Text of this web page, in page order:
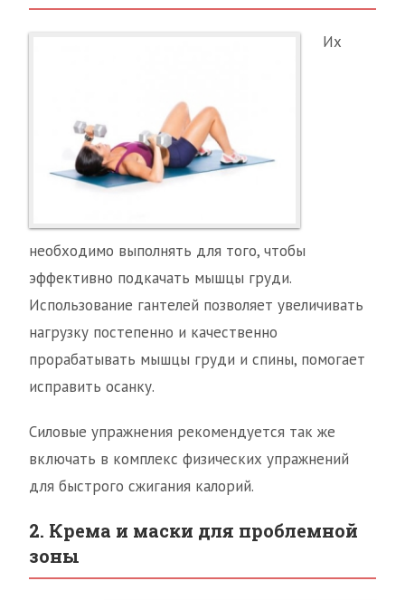
Их
необходимо выполнять для того, чтобы
эффективно подкачать мышцы груди.
Использование гантелей позволяет увеличивать
нагрузку постепенно и качественно
прорабатывать мышцы груди и спины, помогает
исправить осанку.
Силовые упражнения рекомендуется так же
включать в комплекс физических упражнений
для быстрого сжигания калорий.
2. Крема и маски для проблемной
зоны